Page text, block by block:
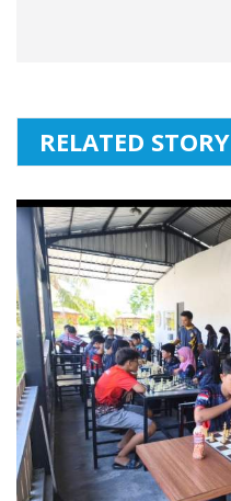
RELATED STORY